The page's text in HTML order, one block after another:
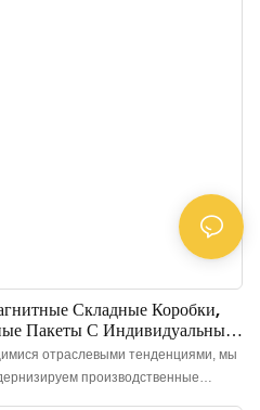
Складные Коробки,
Пакеты С Индивидуальным
отраслевыми тенденциями, мы
производственные